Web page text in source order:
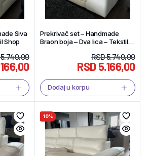
Siva
Shop
Prekrivač set – Handmade
Braon boja – Dva lica – Tekstil
RSD5.740,00
RSD5.166,00
Dodaj u korpu
10%